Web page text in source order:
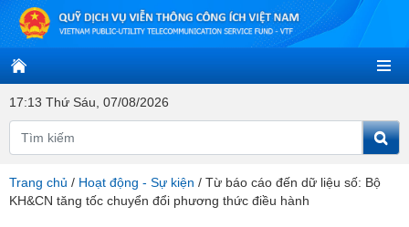
17:13 Thứ Sáu, 07/08/2026
Trang chủ / Hoạt động - Sự kiện / Từ báo cáo đến dữ liệu số: Bộ
KH&CN tăng tốc chuyển đổi phương thức điều hành